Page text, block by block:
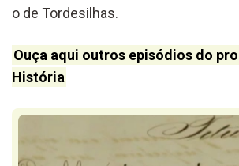
o de Tordesilhas.
Ouça aqui outros episódios do
História